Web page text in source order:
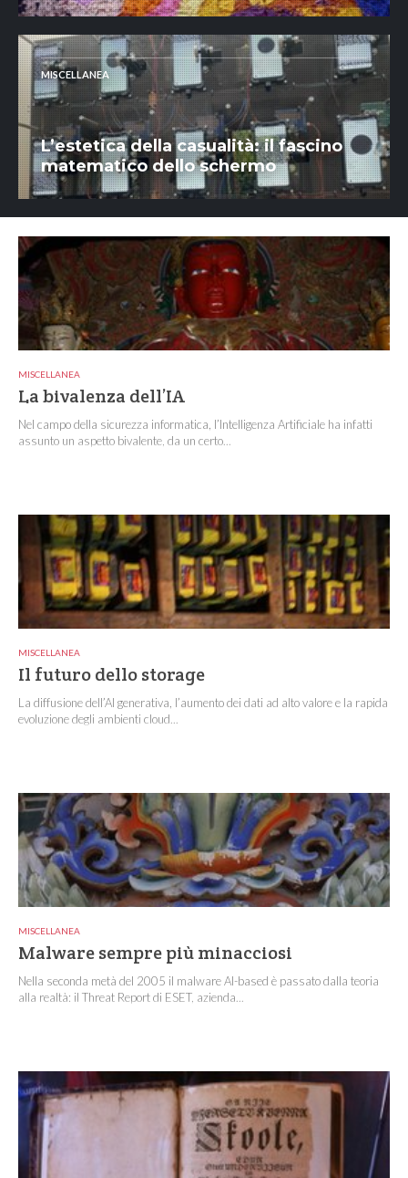
MISCELLANEA
L’estetica della casualità: il fascino
matematico dello schermo
MISCELLANEA
La bivalenza dell’IA
Nel campo della sicurezza informatica, l’Intelligenza Artificiale ha infatti
assunto un aspetto bivalente, da un certo...
MISCELLANEA
Il futuro dello storage
La diffusione dell’AI generativa, l’aumento dei dati ad alto valore e la rapida
evoluzione degli ambienti cloud...
MISCELLANEA
Malware sempre più minacciosi
Nella seconda metà del 2005 il malware AI-based è passato dalla teoria
alla realtà: il Threat Report di ESET, azienda...